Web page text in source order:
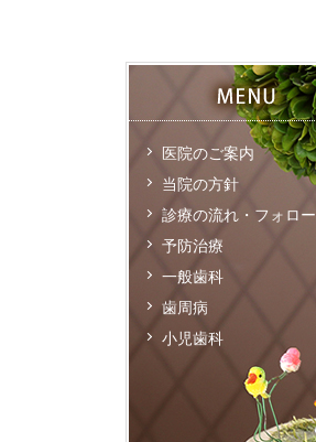
医院のご案内
当院の方針
診療の流れ・フォロー
予防治療
一般歯科
歯周病
小児歯科